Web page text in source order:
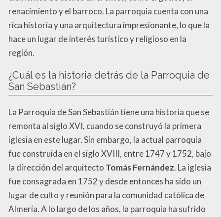
renacimiento y el barroco. La parroquia cuenta con una
rica historia y una arquitectura impresionante, lo que la
hace un lugar de interés turístico y religioso en la
región.
¿Cuál es la historia detrás de la Parroquia de
San Sebastián?
La Parroquia de San Sebastián tiene una historia que se
remonta al siglo XVI, cuando se construyó la primera
iglesia en este lugar. Sin embargo, la actual parroquia
fue construida en el siglo XVIII, entre 1747 y 1752, bajo
la dirección del arquitecto Tomás Fernández. La iglesia
fue consagrada en 1752 y desde entonces ha sido un
lugar de culto y reunión para la comunidad católica de
Almería. A lo largo de los años, la parroquia ha sufrido